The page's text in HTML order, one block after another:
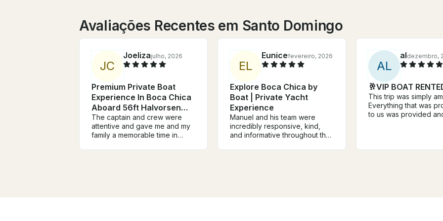
Avaliações Recentes em Santo Domingo
JC
Joelizajulho, 2026
Premium Private Boat
Experience In Boca Chica
Aboard 56ft Halvorsen
Yacht
The captain and crew were
attentive and gave me and my
family a memorable time in
EL
Eunicefevereiro, 2026
Explore Boca Chica by
Boat | Private Yacht
Experience
Manuel and his team were
incredibly responsive, kind,
and informative throughout the
AL
aldezembro,
🥂VIP BOAT
This trip was simply
Everything that was
to us was provided
photos, drinks, and